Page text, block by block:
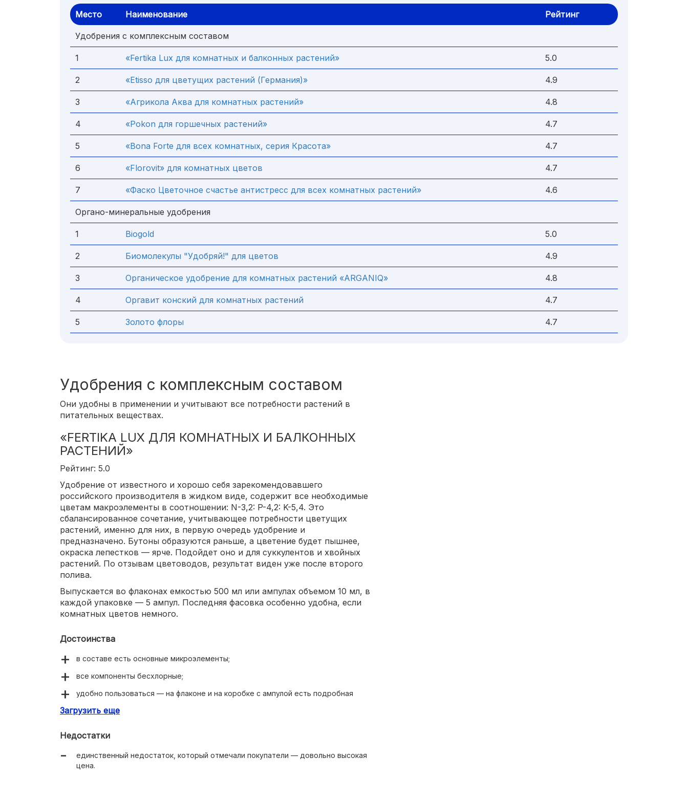
Место Наименование Рейтинг
Удобрения с комплексным составом
1 «Fertika Lux для комнатных и балконных растений» 5.0
2 «Etisso для цветущих растений (Германия)» 4.9
3 «Агрикола Аква для комнатных растений» 4.8
4 «Pokon для горшечных растений» 4.7
5 «Bona Forte для всех комнатных, серия Красота» 4.7
6 «Florovit» для комнатных цветов 4.7
7 «Фаско Цветочное счастье антистресс для всех комнатных растений» 4.6
Органо-минеральные удобрения
1 Biogold 5.0
2 Биомолекулы "Удобряй!" для цветов 4.9
3 Органическое удобрение для комнатных растений «ARGANIQ» 4.8
4 Оргавит конский для комнатных растений 4.7
5 Золото флоры 4.7
Удобрения с комплексным составом
Они удобны в применении и учитывают все потребности растений в
питательных веществах.
«FERTIKA LUX ДЛЯ КОМНАТНЫХ И БАЛКОННЫХ
РАСТЕНИЙ»
Рейтинг: 5.0
Удобрение от известного и хорошо себя зарекомендовавшего
российского производителя в жидком виде, содержит все необходимые
цветам макроэлементы в соотношении: N-3,2: P-4,2: K-5,4. Это
сбалансированное сочетание, учитывающее потребности цветущих
растений, именно для них, в первую очередь удобрение и
предназначено. Бутоны образуются раньше, а цветение будет пышнее,
окраска лепестков — ярче. Подойдет оно и для суккулентов и хвойных
растений. По отзывам цветоводов, результат виден уже после второго
полива.
Выпускается во флаконах емкостью 500 мл или ампулах объемом 10 мл, в
каждой упаковке — 5 ампул. Последняя фасовка особенно удобна, если
комнатных цветов немного.
Достоинства
в составе есть основные микроэлементы;
все компоненты бесхлорные;
удобно пользоваться — на флаконе и на коробке с ампулой есть подробная
Загрузить еще
Недостатки
единственный недостаток, который отмечали покупатели — довольно высокая
цена.